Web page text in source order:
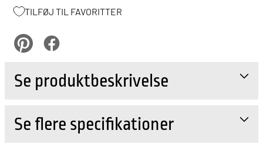
TILFØJ TIL FAVORITTER
pinterestFacebook
Se produktbeskrivelse
Se flere specifikationer